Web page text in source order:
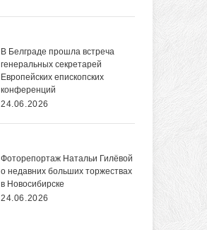
В Белграде прошла встреча
генеральных секретарей
Европейских епископских
конференций
24.06.2026
Фоторепортаж Натальи Гилёвой
о недавних больших торжествах
в Новосибирске
24.06.2026